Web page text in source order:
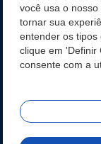
📱🩺 SAUDE
🎭 UMBUZEIRO
REDES SOCIAIS
você usa o
tornar sua
entender os tipos
clique em 'Definir
consente com a